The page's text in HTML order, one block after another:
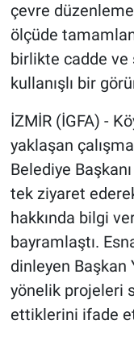
çevre
ölçüde
birlikte cadde ve
kullanışlı bir
İZMİR (İGFA) -
yaklaşan
Belediye
tek ziyaret
hakkında bilgi
bayramlaştı.
dinleyen Başkan
yönelik projeleri
ettiklerini ifade